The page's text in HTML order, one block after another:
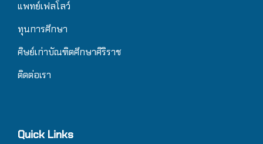
แพทย์เฟลโลว์
ทุนการศึกษา
ศิษย์เก่าบัณฑิตศึกษาศิริราช
ติดต่อเรา
Quick Links